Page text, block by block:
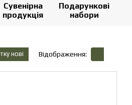
Сувенірна
продукція
Подарункові
набори
нові Відображення: